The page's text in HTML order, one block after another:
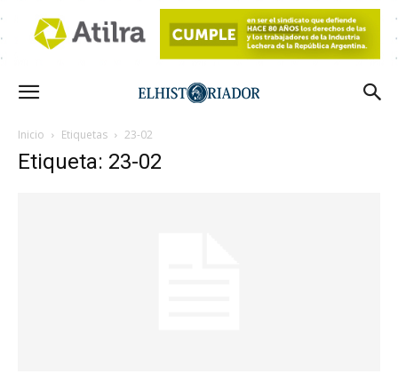
Inicio Etiquetas 23-02
Etiqueta: 23-02